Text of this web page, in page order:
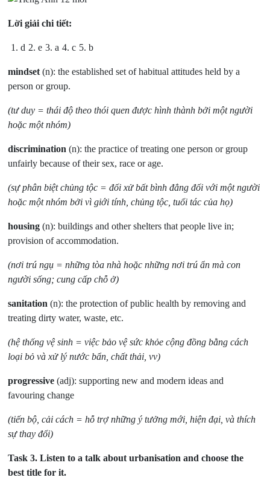
Lời giải chi tiết:
1. d 2. e 3. a 4. c 5. b
mindset(n): the established set of habitual attitudes held by a
person or group.
(tư duy = thái độ theo thói quen được hình thành bởi một người
hoặc một nhóm)
discrimination (n): the practice of treating one person or group
unfairly because of their sex, race or age.
(sự phân biệt chủng tộc = đối xử bất bình đẳng đối với một người
hoặc một nhóm bởi vì giới tính, chủng tộc, tuổi tác của họ)
housing (n): buildings and other shelters that people live in;
provision of accommodation.
(nơi trú ngụ = những tòa nhà hoặc những nơi trú ẩn mà con
người sống; cung cấp chỗ ở)
sanitation (n): the protection of public health by removing and
treating dirty water, waste, etc.
(hệ thống vệ sinh = việc bảo vệ sức khỏe cộng đồng bằng cách
loại bỏ và xử lý nước bẩn, chất thải, vv)
progressive (adj): supporting new and modern ideas and
favouring change
(tiến bộ, cải cách = hỗ trợ những ý tưởng mới, hiện đại, và thích
sự thay đổi)
Task 3. Listen to a talk about urbanisation and choose the
best title for it.